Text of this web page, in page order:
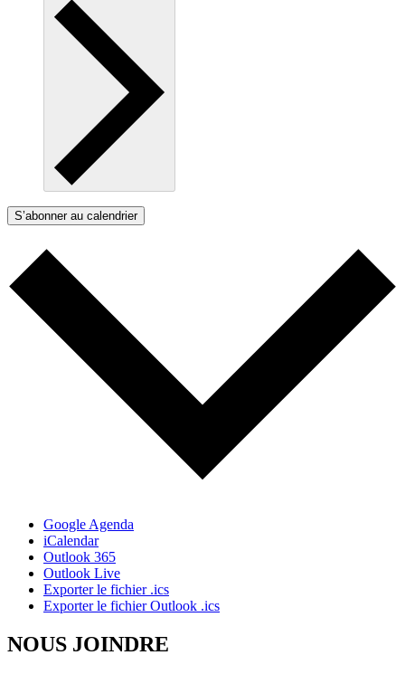
S’abonner au calendrier
Google Agenda
iCalendar
Outlook 365
Outlook Live
Exporter le fichier .ics
Exporter le fichier Outlook .ics
NOUS JOINDRE